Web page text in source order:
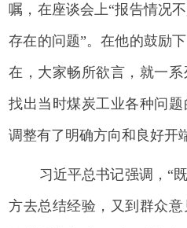
嘱，在座谈会上“报告情况
存在的问题”。在他的鼓励
在，大家畅所欲言，就一系
找出当时煤炭工业各种问
调整有了明确方向和良好开
习近平总书记强调，“
方去总结经验，又到群众